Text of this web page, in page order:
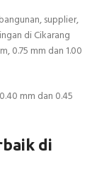
supplier,
di Cikarang
0.75 mm dan 1.00
mm dan 0.45
di